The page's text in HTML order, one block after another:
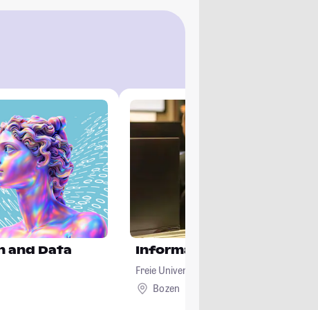
and Data
Informatik
Freie Universität Bozen
Bozen